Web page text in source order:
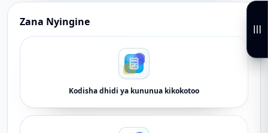
Zana Nyingine
Kodisha dhidi ya kununua kikokotoo